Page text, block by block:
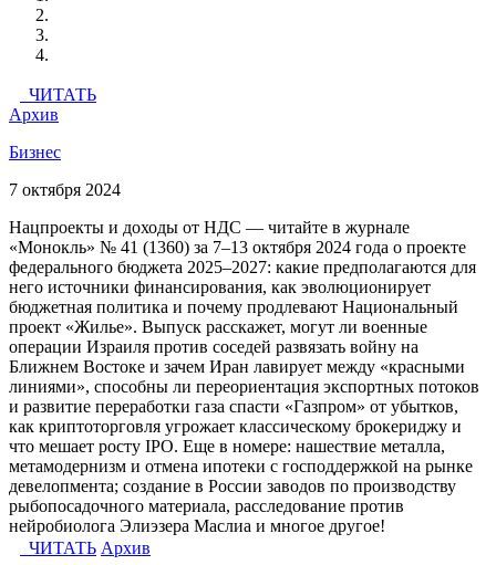
ЧИТАТЬ
Архив
Бизнес
7 октября 2024
Нацпроекты и доходы от НДС — читайте в журнале
«Монокль» № 41 (1360) за 7–13 октября 2024 года о проекте
федерального бюджета 2025–2027: какие предполагаются для
него источники финансирования, как эволюционирует
бюджетная политика и почему продлевают Национальный
проект «Жилье». Выпуск расскажет, могут ли военные
операции Израиля против соседей развязать войну на
Ближнем Востоке и зачем Иран лавирует между «красными
линиями», способны ли переориентация экспортных потоков
и развитие переработки газа спасти «Газпром» от убытков,
как криптоторговля угрожает классическому брокериджу и
что мешает росту IPO. Еще в номере: нашествие металла,
метамодернизм и отмена ипотеки с господдержкой на рынке
девелопмента; создание в России заводов по производству
рыбопосадочного материала, расследование против
нейробиолога Элиэзера Маслиа и многое другое!
ЧИТАТЬ Архив